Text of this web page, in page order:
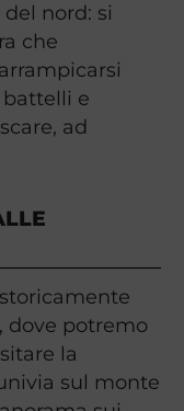
nord: si
che
e
ad
dove potremo
la
sul monte